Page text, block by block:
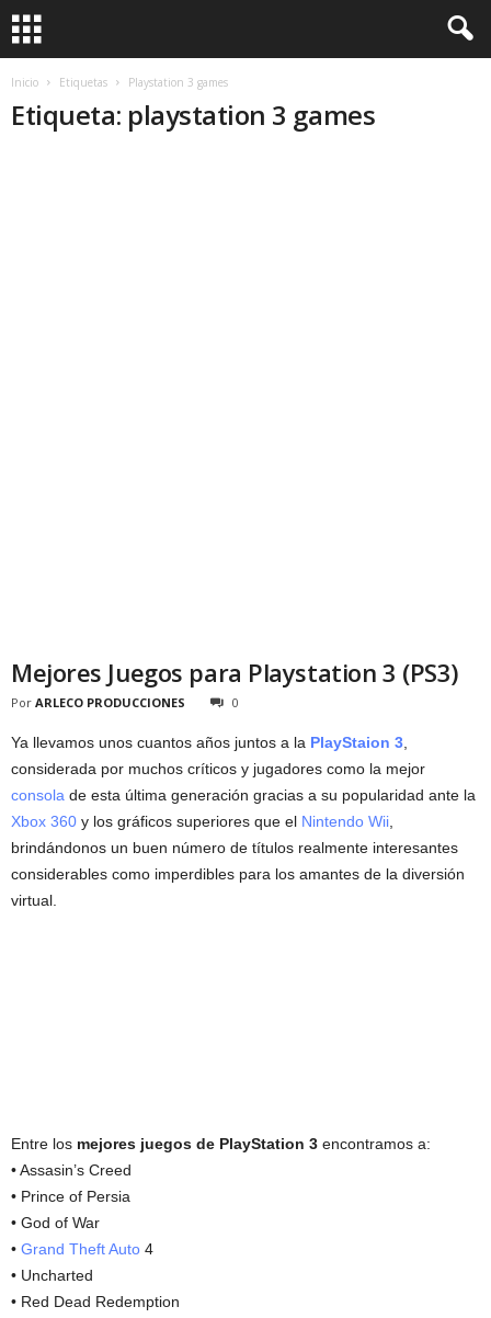
Inicio Etiquetas Playstation 3 games
Etiqueta: playstation 3 games
Mejores Juegos para Playstation 3 (PS3)
Por ARLECO PRODUCCIONES 0
Ya llevamos unos cuantos años juntos a la PlayStaion 3
considerada por muchos críticos y jugadores como la mejor
consola de esta última generación gracias a su popularidad ante la
Xbox 360 y los gráficos superiores que el Nintendo Wii
brindándonos un buen número de títulos realmente interesantes
considerables como imperdibles para los amantes de la diversión
virtual.
Entre los mejores juegos de PlayStation 3 encontramos a:
• Assasin’s Creed
• Prince of Persia
• God of War
• Grand Theft Auto 4
• Uncharted
• Red Dead Redemption